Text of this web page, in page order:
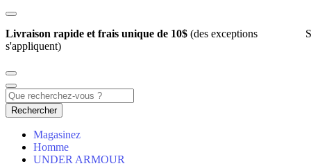
Livraison rapide et frais unique de 10$ (des exceptions
s'appliquent)
Rechercher
Magasinez
Homme
UNDER ARMOUR